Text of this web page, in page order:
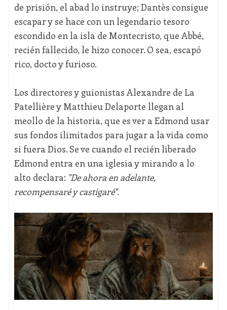
de prisión, el abad lo instruye; Dantès consigue
escapar y se hace con un legendario tesoro
escondido en la isla de Montecristo, que Abbé,
recién fallecido, le hizo conocer. O sea, escapó
rico, docto y furioso.
Los directores y guionistas Alexandre de La
Patellière y Matthieu Delaporte llegan al
meollo de la historia, que es ver a Edmond usar
sus fondos ilimitados para jugar a la vida como
si fuera Dios. Se ve cuando el recién liberado
Edmond entra en una iglesia y mirando a lo
alto declara: "De ahora en adelante,
recompensaré y castigaré".